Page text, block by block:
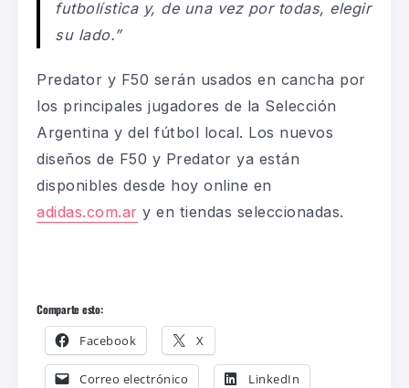
futbolística y, de una vez por todas, elegir
su lado.”
Predator y F50 serán usados en cancha por
los principales jugadores de la Selección
Argentina y del fútbol local. Los nuevos
diseños de F50 y Predator ya están
disponibles desde hoy online en
adidas.com.ar y en tiendas seleccionadas.
Comparte esto:
Facebook X
Correo electrónico LinkedIn